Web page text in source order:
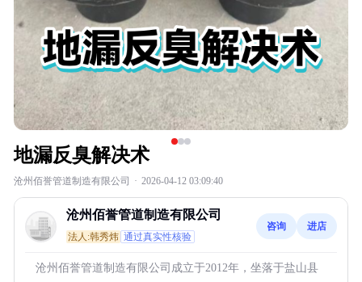
地漏反臭解决术
沧州佰誉管道制造有限公司 · 2026-04-12 03:09:40
沧州佰誉管道制造有限公司
法人:韩秀炜 通过真实性核验
咨询 进店
沧州佰誉管道制造有限公司成立于2012年，坐落于盐山县